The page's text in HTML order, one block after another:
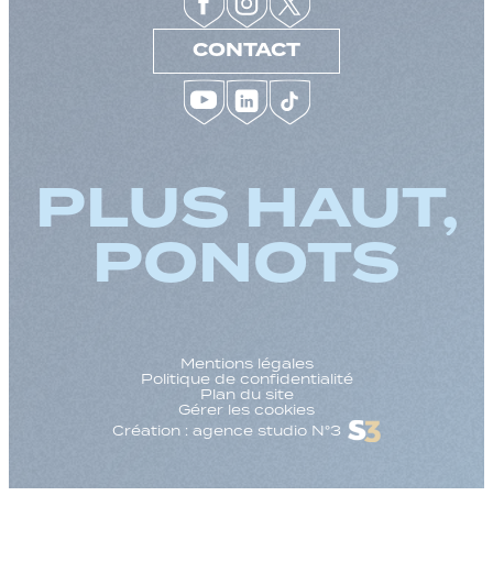
CONTACT
PLUS HAUT,
PONOTS
Mentions légales
Politique de confidentialité
Plan du site
Gérer les cookies
Création : agence studio N°3